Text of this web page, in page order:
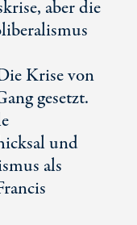
aber die
Krise von
gesetzt.
und
als